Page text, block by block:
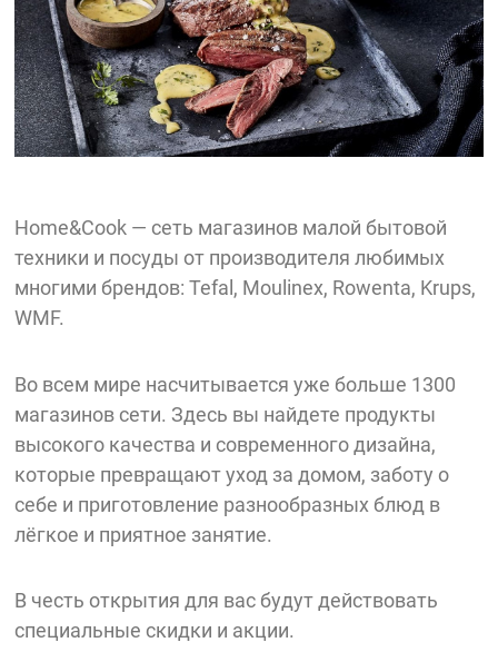
Home&Cook — сеть магазинов малой бытовой
техники и посуды от производителя любимых
многими брендов: Tefal, Moulinex, Rowenta, Krups,
WMF.
Во всем мире насчитывается уже больше 1300
магазинов сети. Здесь вы найдете продукты
высокого качества и современного дизайна,
которые превращают уход за домом, заботу о
себе и приготовление разнообразных блюд в
лёгкое и приятное занятие.
В честь открытия для вас будут действовать
специальные скидки и акции.